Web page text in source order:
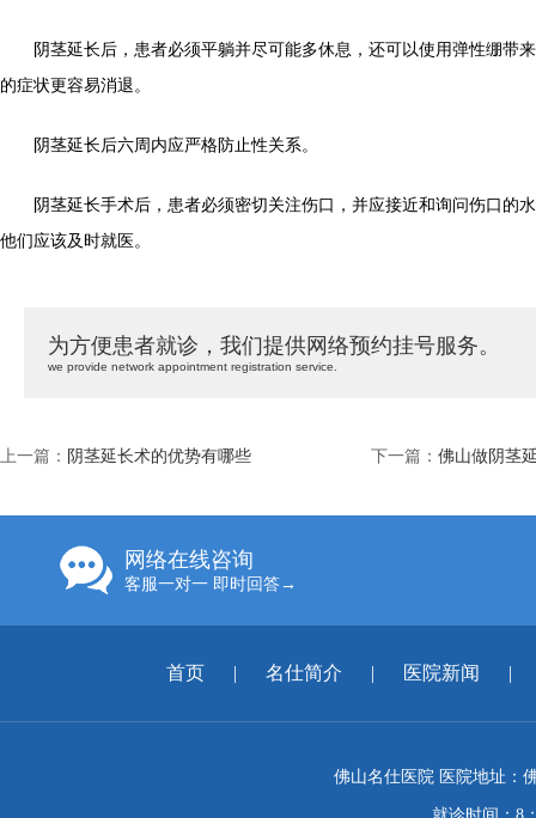
阴茎延长后，患者必须平躺并尽可能多休息，还可以使用弹性绷带
的症状更容易消退。
阴茎延长后六周内应严格防止性关系。
阴茎延长手术后，患者必须密切关注伤口，并应接近和询问伤口的
他们应该及时就医。
为方便患者就诊，我们提供网络预约挂号服务。
we provide network appointment registration service.
上一篇： 阴茎延长术的优势有哪些 下一篇： 佛山做阴茎
网络在线咨询
客服一对一 即时回答→
首页 | 名仕简介 | 医院新闻 |
佛山名仕医院 医院地址：